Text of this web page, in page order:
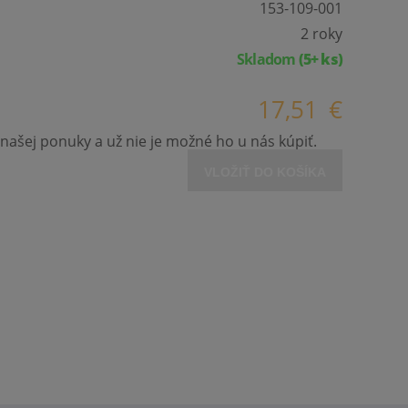
153-109-001
2 roky
Skladom(5+ ks)
17,51 €
ponuky a už nie je možné ho u nás kúpiť.